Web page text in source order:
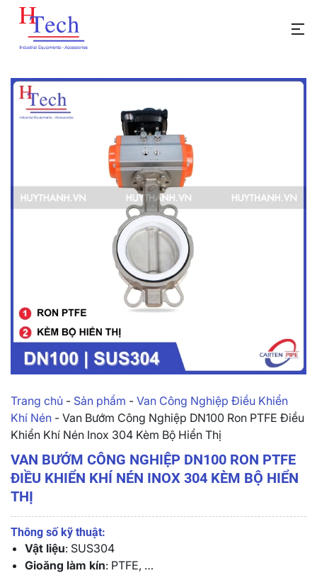
Trang chủ - Sản phẩm - Van Công Nghiệp Điều Khiển
Khí Nén - Van Bướm Công Nghiệp DN100 Ron PTFE Điều
Khiển Khí Nén Inox 304 Kèm Bộ Hiển Thị
VAN BƯỚM CÔNG NGHIỆP DN100 RON PTFE
ĐIỀU KHIỂN KHÍ NÉN INOX 304 KÈM BỘ HIỂN
THỊ
Thông số kỹ thuật:
Vật liệu: SUS304
Gioăng làm kín: PTFE, …